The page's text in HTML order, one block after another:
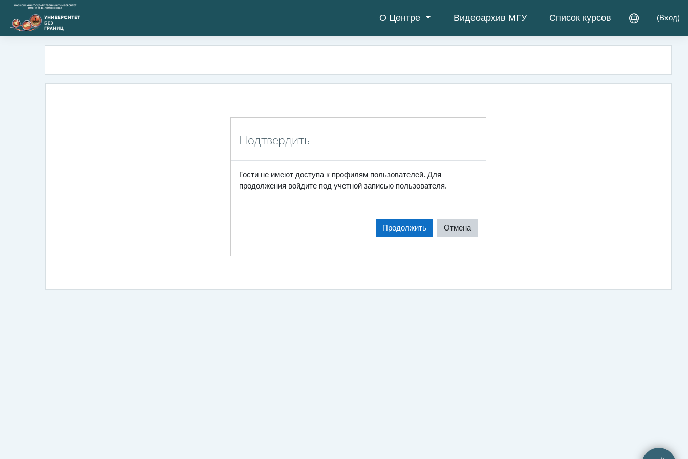
О Центре Видеоархив МГУ Список курсов (Вход)
Перейти к основному содержанию
Подтвердить
Гости не имеют доступа к профилям пользователей. Для
продолжения войдите под учетной записью пользователя.
Продолжить Отмена